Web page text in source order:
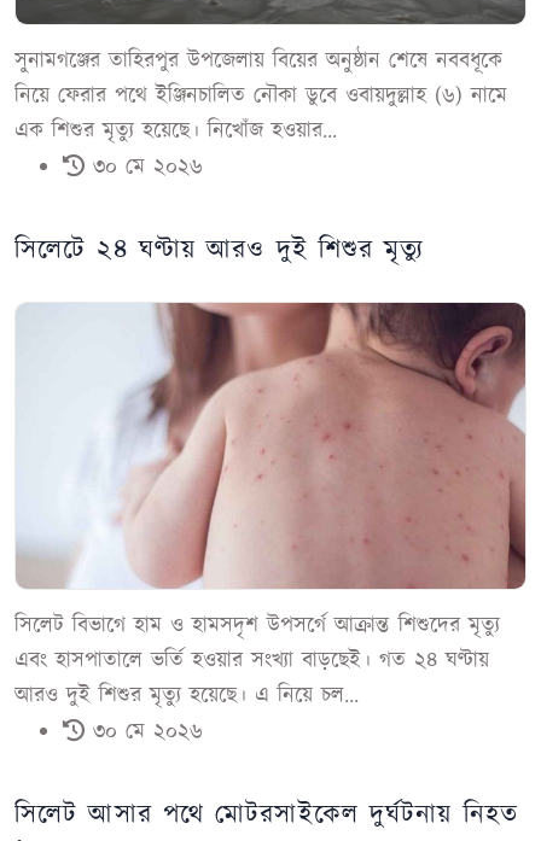
সুনামগঞ্জের তাহিরপুর উপজেলায় বিয়ের অনুষ্ঠান শেষে নববধূকে
নিয়ে ফেরার পথে ইঞ্জিনচালিত নৌকা ডুবে ওবায়দুল্লাহ (৬) নামে
এক শিশুর মৃত্যু হয়েছে। নিখোঁজ হওয়ার...
৩০ মে ২০২৬
সিলেটে ২৪ ঘণ্টায় আরও দুই শিশুর মৃত্যু
সিলেট বিভাগে হাম ও হামসদৃশ উপসর্গে আক্রান্ত শিশুদের মৃত্যু
এবং হাসপাতালে ভর্তি হওয়ার সংখ্যা বাড়ছেই। গত ২৪ ঘণ্টায়
আরও দুই শিশুর মৃত্যু হয়েছে। এ নিয়ে চল...
৩০ মে ২০২৬
সিলেট আসার পথে মোটরসাইকেল দুর্ঘটনায় নিহত